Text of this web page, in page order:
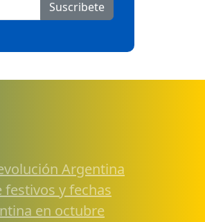
Suscribete
Argentina
festivos y fechas
en octubre